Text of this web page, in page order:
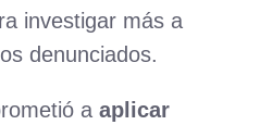
investigar más a
denunciados.
aaplicar